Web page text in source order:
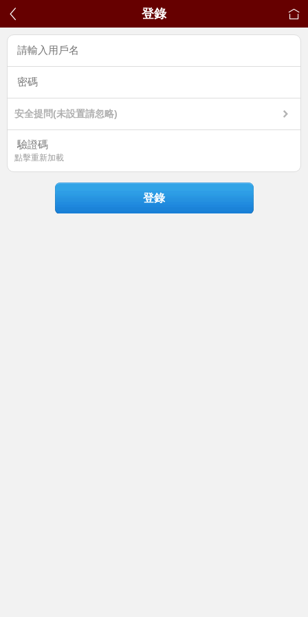
登錄
安全提問(未設置請忽略)
點擊重新加載
登錄